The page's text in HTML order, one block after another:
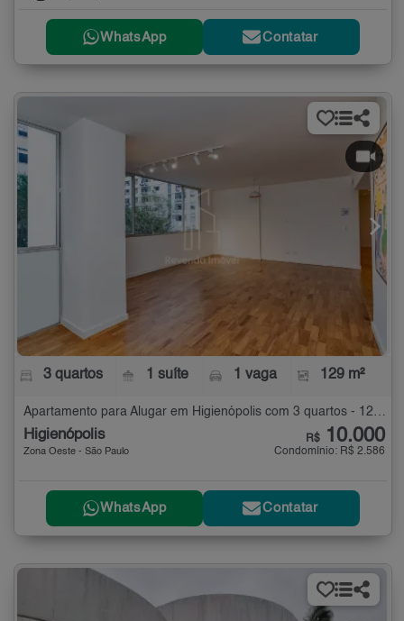
WhatsApp Contatar
3 quartos 1 suíte 1 vaga 129 m²
Apartamento para Alugar em Higienópolis com 3 quartos - 129 m²
Higienópolis
Zona Oeste - São Paulo
R$ 10.000
Condomínio: R$ 2.586
WhatsApp Contatar